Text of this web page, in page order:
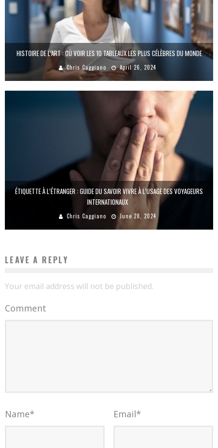
HISTOIRE DE L’ART : OÙ VOIR LES 10 TABLEAUX LES PLUS CÉLÈBRES DU MONDE
Chris Caggiano April 26, 2024
ÉTIQUETTE À L’ÉTRANGER : GUIDE DU SAVOIR VIVRE À L’USAGE DES VOYAGEURS
INTERNATIONAUX
Chris Caggiano June 28, 2024
LEAVE A REPLY
Your email address will not be published.
Comment
Name* Email*